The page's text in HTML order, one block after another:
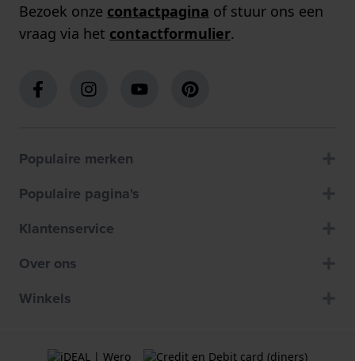
Bezoek onze contactpagina of stuur ons een
vraag via het contactformulier.
Populaire merken
Populaire pagina's
Klantenservice
Over ons
Winkels